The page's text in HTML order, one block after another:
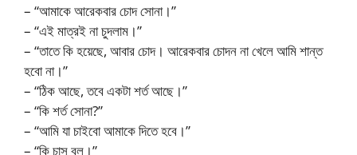
– “আমাকে আরেকবার চোদ সোনা।”
– “এই মাত্রই না চুদলাম।”
– “তাতে কি হয়েছে, আবার চোদ। আরেকবার চোদন না খেলে আমি শান্ত
হবো না।”
– “ঠিক আছে, তবে একটা শর্ত আছে।”
– “কি শর্ত সোনা?”
– “আমি যা চাইবো আমাকে দিতে হবে।”
– “কি চাস বল।”